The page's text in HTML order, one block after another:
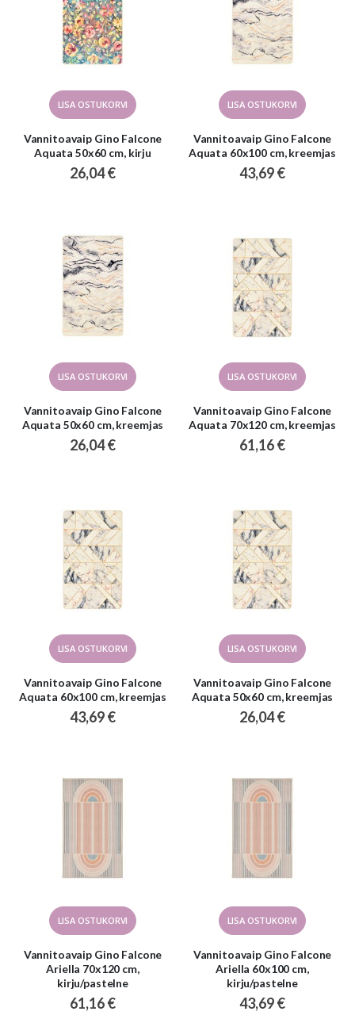
LISA OSTUKORVI
Vannitoavaip Gino Falcone
Aquata 50x60 cm, kirju
26,04 €
LISA OSTUKORVI
Vannitoavaip Gino Falcone
Aquata 60x100 cm, kreemjas
43,69 €
LISA OSTUKORVI
Vannitoavaip Gino Falcone
Aquata 50x60 cm, kreemjas
26,04 €
LISA OSTUKORVI
Vannitoavaip Gino Falcone
Aquata 70x120 cm, kreemjas
61,16 €
LISA OSTUKORVI
Vannitoavaip Gino Falcone
Aquata 60x100 cm, kreemjas
43,69 €
LISA OSTUKORVI
Vannitoavaip Gino Falcone
Aquata 50x60 cm, kreemjas
26,04 €
LISA OSTUKORVI
Vannitoavaip Gino Falcone
Ariella 70x120 cm,
kirju/pastelne
61,16 €
LISA OSTUKORVI
Vannitoavaip Gino Falcone
Ariella 60x100 cm,
kirju/pastelne
43,69 €